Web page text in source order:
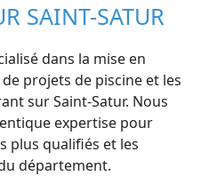
SAINT-SATUR
dans la mise en
projets de piscine et les
sur Saint-Satur. Nous
expertise pour
plus qualifiés et les
département.